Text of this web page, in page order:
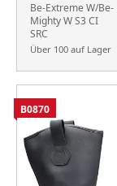
Be-Extreme W/Be-
Mighty W S3 CI
SRC
Über 100 auf Lager
B0870